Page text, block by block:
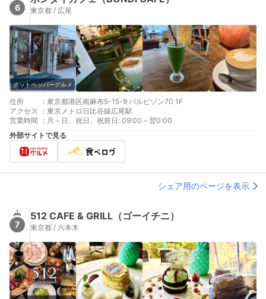
6 東京都 / 広尾
ホットペッパーグルメ
住所 : 東京都港区南麻布5-15-9 バルビゾン70 1F
アクセス
: 東京メトロ日比谷線広尾駅
営業時間
: 月～日、祝日、祝前日: 09:00～翌0:00
外部サイトで見る
シェア用のページを表示
7
512 CAFE & GRILL（ゴーイチニ）
東京都 / 六本木